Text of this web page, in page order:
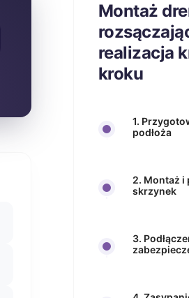
Montaż
realizacja
kroku
1.
podłoża
2. Montaż
skrzynek
3.